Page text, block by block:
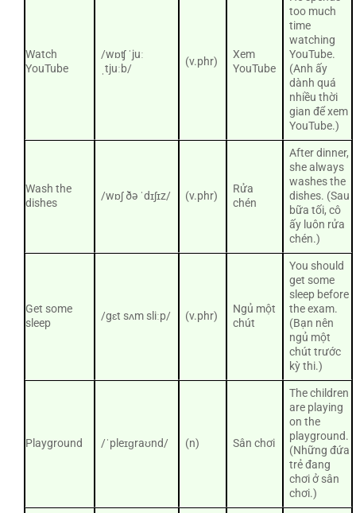
Watch
YouTube
/wɒʧ ˈjuː
ˌtjuːb/
(v.phr)
Xem
YouTube
too much
time
watching
YouTube.
(Anh ấy
dành quá
nhiều thời
gian để xem
YouTube.)
Wash the
dishes
/wɒʃ ðə ˈdɪʃɪz/ (v.phr)
Rửa
chén
After dinner,
she always
washes the
dishes. (Sau
bữa tối, cô
ấy luôn rửa
chén.)
Get some
sleep
/gɛt sʌm sliːp/ (v.phr)
Ngủ một
chút
You should
get some
sleep before
the exam.
(Bạn nên
ngủ một
chút trước
kỳ thi.)
Playground /ˈpleɪɡraʊnd/ (n) Sân chơi
The children
are playing
on the
playground.
(Những đứa
trẻ đang
chơi ở sân
chơi.)